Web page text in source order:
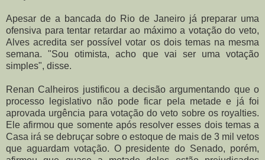
Apesar de a bancada do Rio de Janeiro já preparar uma
ofensiva para tentar retardar ao máximo a votação do veto,
Alves acredita ser possível votar os dois temas na mesma
semana. "Sou otimista, acho que vai ser uma votação
simples", disse.
Renan Calheiros justificou a decisão argumentando que o
processo legislativo não pode ficar pela metade e já foi
aprovada urgência para votação do veto sobre os royalties.
Ele afirmou que somente após resolver esses dois temas a
Casa irá se debruçar sobre o estoque de mais de 3 mil vetos
que aguardam votação. O presidente do Senado, porém,